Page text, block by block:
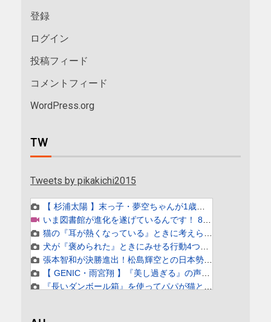
登録
ログイン
投稿フィード
コメントフィード
WordPress.org
TW
Tweets by pikakichi2015